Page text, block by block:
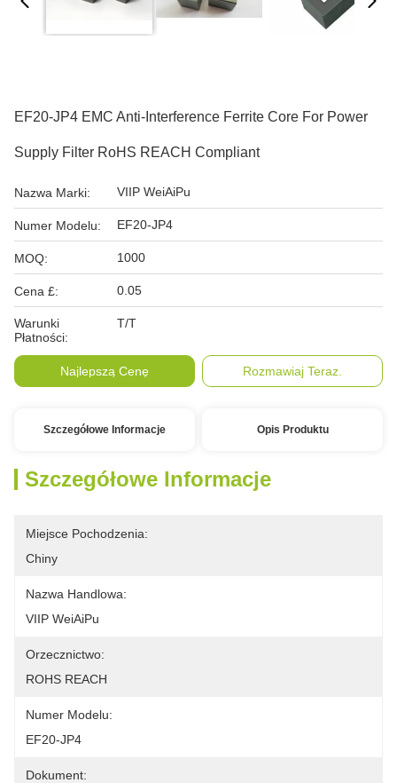
EF20-JP4 EMC Anti-Interference Ferrite Core For Power
Supply Filter RoHS REACH Compliant
Nazwa Marki: VIIP WeiAiPu
Numer Modelu: EF20-JP4
MOQ: 1000
Cena £: 0.05
Warunki
Płatności:
T/T
Najlepszą Cenę Rozmawiaj Teraz.
Szczegółowe Informacje Opis Produktu
Szczegółowe Informacje
Miejsce Pochodzenia:
Chiny
Nazwa Handlowa:
VIIP WeiAiPu
Orzecznictwo:
ROHS REACH
Numer Modelu:
EF20-JP4
Dokument: